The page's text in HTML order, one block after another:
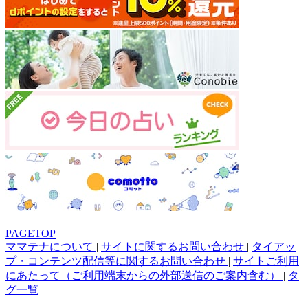
PAGETOP
ママテナについて | サイトに関するお問い合わせ | タイアッ
プ・コンテンツ配信等に関するお問い合わせ | サイトご利用
にあたって（ご利用端末からの外部送信のご案内含む） | タ
グ一覧